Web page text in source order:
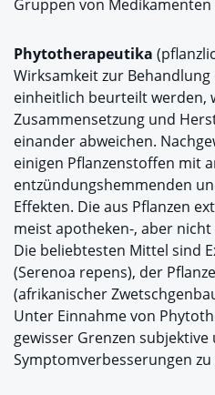
Gruppen von Medikamenten
Phytotherapeutika
Wirksamkeit zur
einheitlich beurteilt werden,
Zusammensetzung und
einander abweichen.
einigen Pflanzenstoffen mit
entzündungshemmenden
Effekten. Die aus Pflanzen
meist apotheken-, aber
Die beliebtesten Mittel sind
(Serenoa repens), der
(afrikanischer
Unter Einnahme von
gewisser Grenzen
Symptomverbesserungen